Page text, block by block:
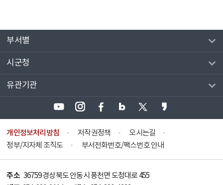
부서별
시군청
유관기관
개인정보처리방침 저작권정책
오시는길
정부/지자체 조직도
부서전화번호/팩스번호 안내
주소 36759 경상북도 안동시 풍천면 도청대로 455